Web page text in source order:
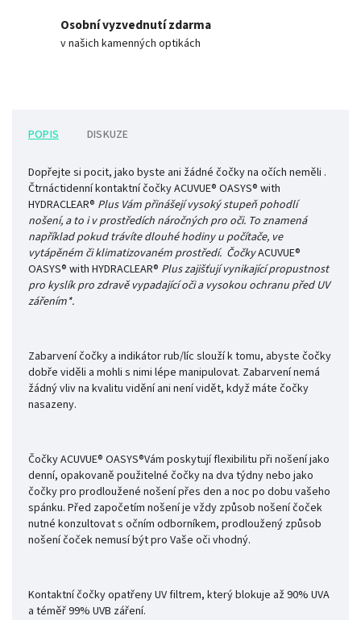
Osobní vyzvednutí zdarma
v našich kamenných optikách
POPIS DISKUZE
Dopřejte si pocit, jako byste ani žádné čočky na očích neměli .
Čtrnáctidenní kontaktní čočkyACUVUE® OASYS® with
HYDRACLEAR® Plus Vám přinášejí vysoký stupeň pohodlí
nošení, a to i v prostředích náročných pro oči. To znamená
například pokud trávíte dlouhé hodiny u počítače, ve
vytápěném či klimatizovaném prostředí. ČočkyACUVUE®
OASYS® with HYDRACLEAR® Pluszajišťují vynikající propustnost
pro kyslík pro zdravě vypadající oči a vysokou ochranu před UV
zářením*.
Zabarvení čočky a indikátor rub/líc slouží k tomu, abyste čočky
dobře viděli a mohli s nimi lépe manipulovat. Zabarvení nemá
žádný vliv na kvalitu vidění ani není vidět, když máte čočky
nasazeny.
ČočkyACUVUE® OASYS®Vám poskytují flexibilitu při nošení jako
denní, opakovaně použitelné čočky na dva týdny nebo jako
čočky pro prodloužené nošení přes den a noc po dobu vašeho
spánku. Před započetím nošení je vždy způsob nošení čoček
nutné konzultovat s očním odborníkem, prodloužený způsob
nošení čoček nemusí být pro Vaše oči vhodný.
Kontaktní čočky opatřeny UV filtrem, který blokuje až 90% UVA
a téměř 99% UVB záření.